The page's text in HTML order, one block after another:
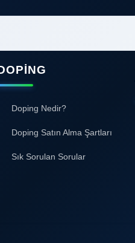
Doping Nedir?
Doping Satın Alma Şartları
Sık Sorulan Sorular